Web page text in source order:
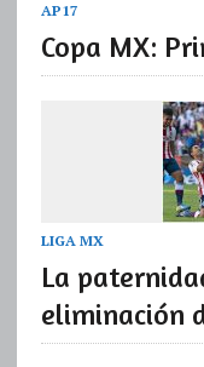
AP17
Copa MX:
LIGA MX
La
eliminación